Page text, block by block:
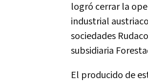
logró cerrar la
industrial
sociedades
subsidiaria
El producido de